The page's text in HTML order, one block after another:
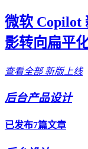
微软 Copilot
影转向扁平
查看全部 新版上线
后台产品设计
已发布7篇文章